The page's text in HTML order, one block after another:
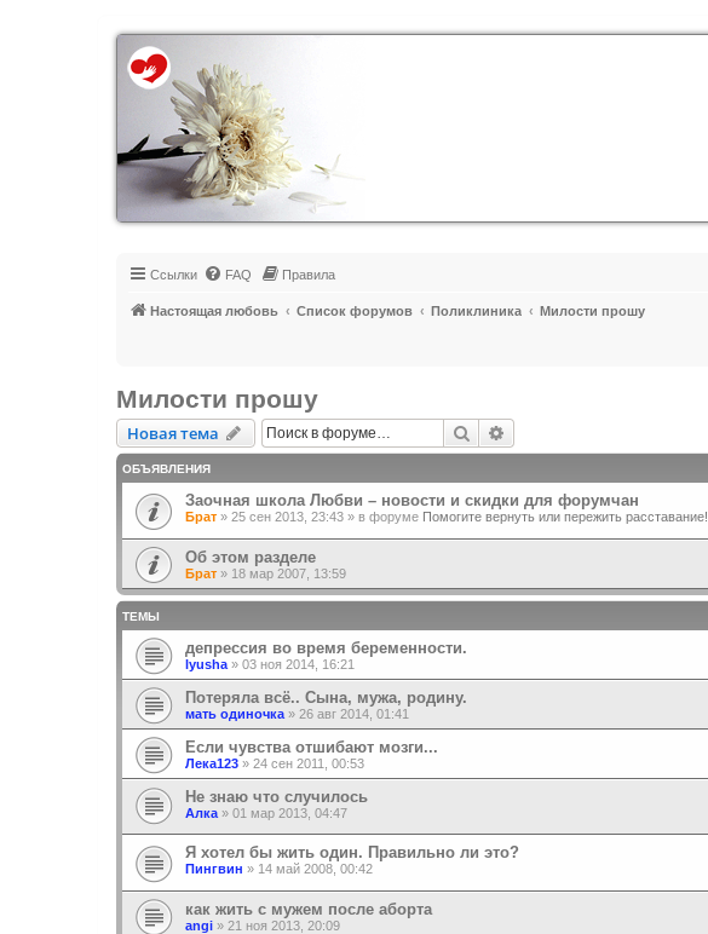
Регистрация
Ссылки FAQ Правила
Настоящая любовь Список форумов Поликлиника Милости прошу
Милости прошу
Новая тема
Новаятема Поиск
ОБЪЯВЛЕНИЯ
Заочная школа Любви – новости и скидки для форумчан
Брат » 25 сен 2013, 23:43 » в форуме Помогите вернуть или пережить расставание!
Об этом разделе
Брат » 18 мар 2007, 13:59
ТЕМЫ
депрессия во время беременности.
lyusha » 03 ноя 2014, 16:21
Потеряла всё.. Сына, мужа, родину.
мать одиночка » 26 авг 2014, 01:41
Если чувства отшибают мозги...
Лека123 » 24 сен 2011, 00:53
Не знаю что случилось
Алка » 01 мар 2013, 04:47
Я хотел бы жить один. Правильно ли это?
Пингвин » 14 май 2008, 00:42
как жить с мужем после аборта
angi » 21 ноя 2013, 20:09